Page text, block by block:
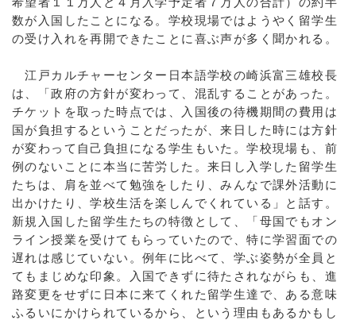
数が入国したことになる。学校現場ではようやく留学生
の受け入れを再開できたことに喜ぶ声が多く聞かれる。
江戸カルチャーセンター日本語学校の崎浜富三雄校長
は、「政府の方針が変わって、混乱することがあった。
チケットを取った時点では、入国後の待機期間の費用は
国が負担するということだったが、来日した時には方針
が変わって自己負担になる学生もいた。学校現場も、前
例のないことに本当に苦労した。来日し入学した留学生
たちは、肩を並べて勉強をしたり、みんなで課外活動に
出かけたり、学校生活を楽しんでくれている」と話す。
新規入国した留学生たちの特徴として、「母国でもオン
ライン授業を受けてもらっていたので、特に学習面での
遅れは感じていない。例年に比べて、学ぶ姿勢が全員と
てもまじめな印象。入国できずに待たされながらも、進
路変更をせずに日本に来てくれた留学生達で、ある意味
ふるいにかけられているから、という理由もあるかもし